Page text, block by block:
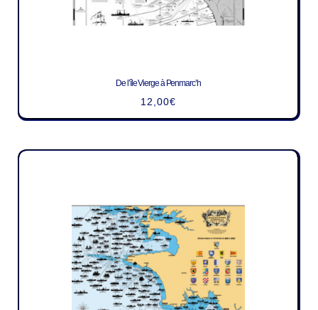
De l’île Vierge à Penmarc’h
12,00€